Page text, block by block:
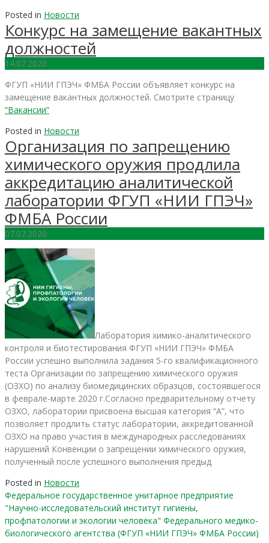
Posted in Новости
Конкурс на замещение вакантных
должностей
14.07.2020
ФГУП «НИИ ГПЭЧ» ФМБА России объявляет конкурс на
замещение вакантных должностей. Смотрите страницу
“Вакансии”
Posted in Новости
Организация по запрещению
химического оружия продлила
аккредитацию аналитической
лаборатории ФГУП «НИИ ГПЭЧ»
ФМБА России
07.07.2020
Лаборатория химико-аналитического
контроля и биотестирования ФГУП «НИИ ГПЭЧ» ФМБА
России успешно выполнила задания 5-го квалификационного
теста Организации по запрещению химического оружия
(ОЗХО) по анализу биомедицинских образцов, состоявшегося
в феврале-марте 2020 г.Согласно предварительному отчету
ОЗХО, лаборатории присвоена высшая категория “A”, что
позволяет продлить статус лаборатории, аккредитованной
ОЗХО на право участия в международных расследованиях
нарушений Конвенции о запрещении химического оружия,
полученный после успешного выполнения предыд
Posted in Новости
Федеральное государственное унитарное предприятие
"Научно-исследовательский институт гигиены,
профпатологии и экологии человека" Федерального медико-
биологического агентства (ФГУП «НИИ ГПЭЧ» ФМБА России)